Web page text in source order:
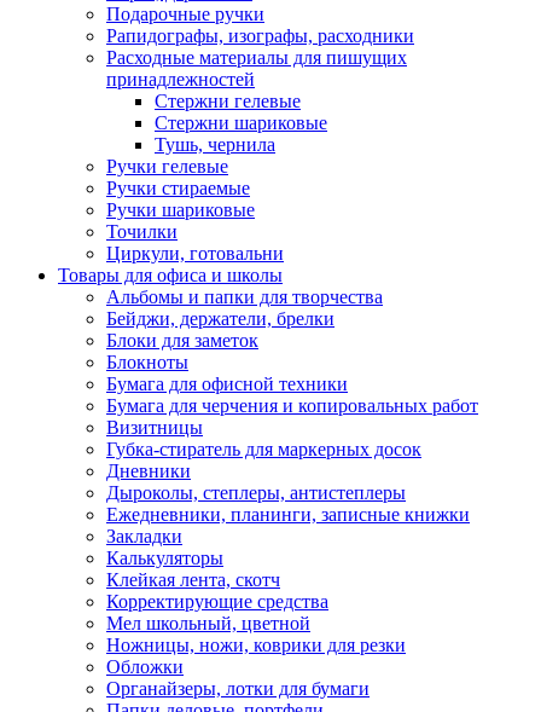
Подарочные ручки
Рапидографы, изографы, расходники
Расходные материалы для пишущих
принадлежностей
Стержни гелевые
Стержни шариковые
Тушь, чернила
Ручки гелевые
Ручки стираемые
Ручки шариковые
Точилки
Циркули, готовальни
Товары для офиса и школы
Альбомы и папки для творчества
Бейджи, держатели, брелки
Блоки для заметок
Блокноты
Бумага для офисной техники
Бумага для черчения и копировальных работ
Визитницы
Губка-стиратель для маркерных досок
Дневники
Дыроколы, степлеры, антистеплеры
Ежедневники, планинги, записные книжки
Закладки
Калькуляторы
Клейкая лента, скотч
Корректирующие средства
Мел школьный, цветной
Ножницы, ножи, коврики для резки
Обложки
Органайзеры, лотки для бумаги